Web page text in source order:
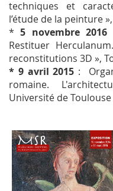
techniques et
l’étude de la peinture
*5 novembre 2016
Restituer
reconstitutions 3D »,
* 9 avril 2015 :
romaine.
Université de Toulouse